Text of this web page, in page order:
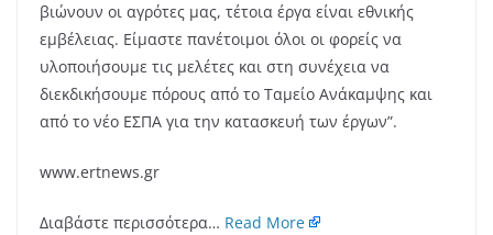
βιώνουν οι αγρότες μας, τέτοια έργα είναι εθνικής
εμβέλειας. Είμαστε πανέτοιμοι όλοι οι φορείς να
υλοποιήσουμε τις μελέτες και στη συνέχεια να
διεκδικήσουμε πόρους από το Ταμείο Ανάκαμψης και
από το νέο ΕΣΠΑ για την κατασκευή των έργων”.
www.ertnews.gr
Διαβάστε περισσότερα… Read More